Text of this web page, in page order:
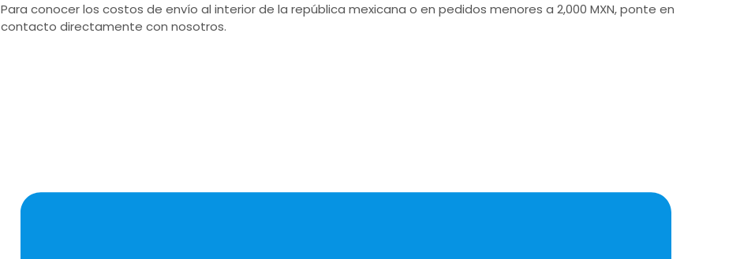
Para conocer los costos de envío al interior de la república mexicana o en pedidos menores a 2,000 MXN, ponte en
contacto directamente con nosotros.